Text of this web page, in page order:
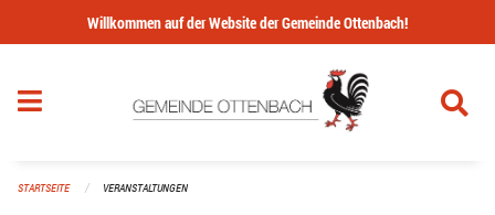
Navigation überspringen
Willkommen auf der Website der Gemeinde Ottenbach!
STARTSEITE VERANSTALTUNGEN